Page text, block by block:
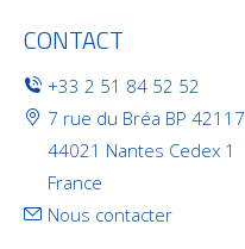
CONTACT
+33 2 51 84 52 52
7 rue du Bréa BP 42117
44021 Nantes Cedex 1
France
Nous contacter